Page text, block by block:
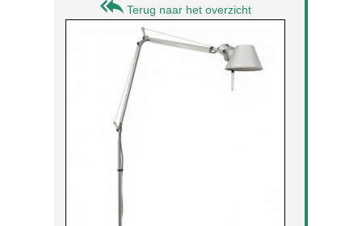
Terug naar het overzicht